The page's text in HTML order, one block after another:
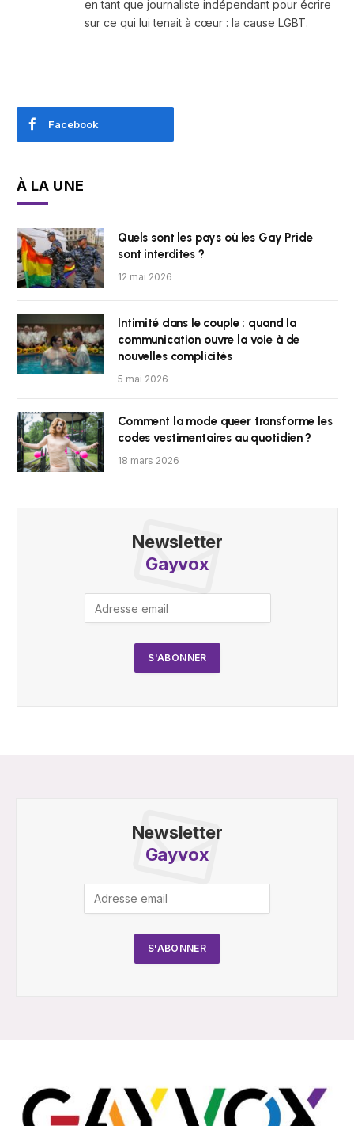
en tant que journaliste indépendant pour écrire
sur ce qui lui tenait à cœur : la cause LGBT.
Facebook
À LA UNE
Quels sont les pays où les Gay Pride
sont interdites ?
12 mai 2026
Intimité dans le couple : quand la
communication ouvre la voie à de
nouvelles complicités
5 mai 2026
Comment la mode queer transforme les
codes vestimentaires au quotidien ?
18 mars 2026
Newsletter
Gayvox
Newsletter
Gayvox